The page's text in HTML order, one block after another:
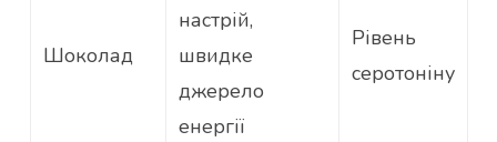
Шоколад
настрій,
швидке
джерело
енергії
Рівень
серотоніну